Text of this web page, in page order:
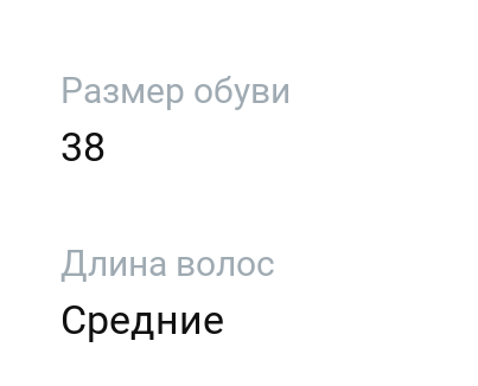
Размер обуви
38
Длина волос
Средние